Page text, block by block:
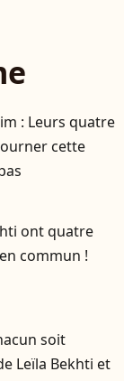
: Leurs quatre
cette
ont quatre
commun !
soit
Leïla Bekhti et